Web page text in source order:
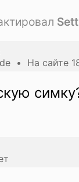
• На сайте